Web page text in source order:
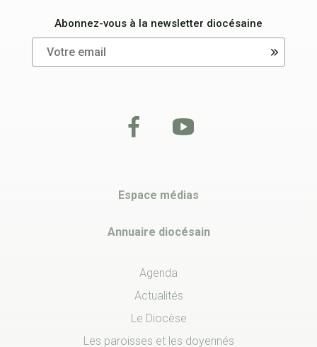
Abonnez-vous à la newsletter diocésaine
Espace médias
Annuaire diocésain
Agenda
Actualités
Le Diocèse
Les paroisses et les doyennés